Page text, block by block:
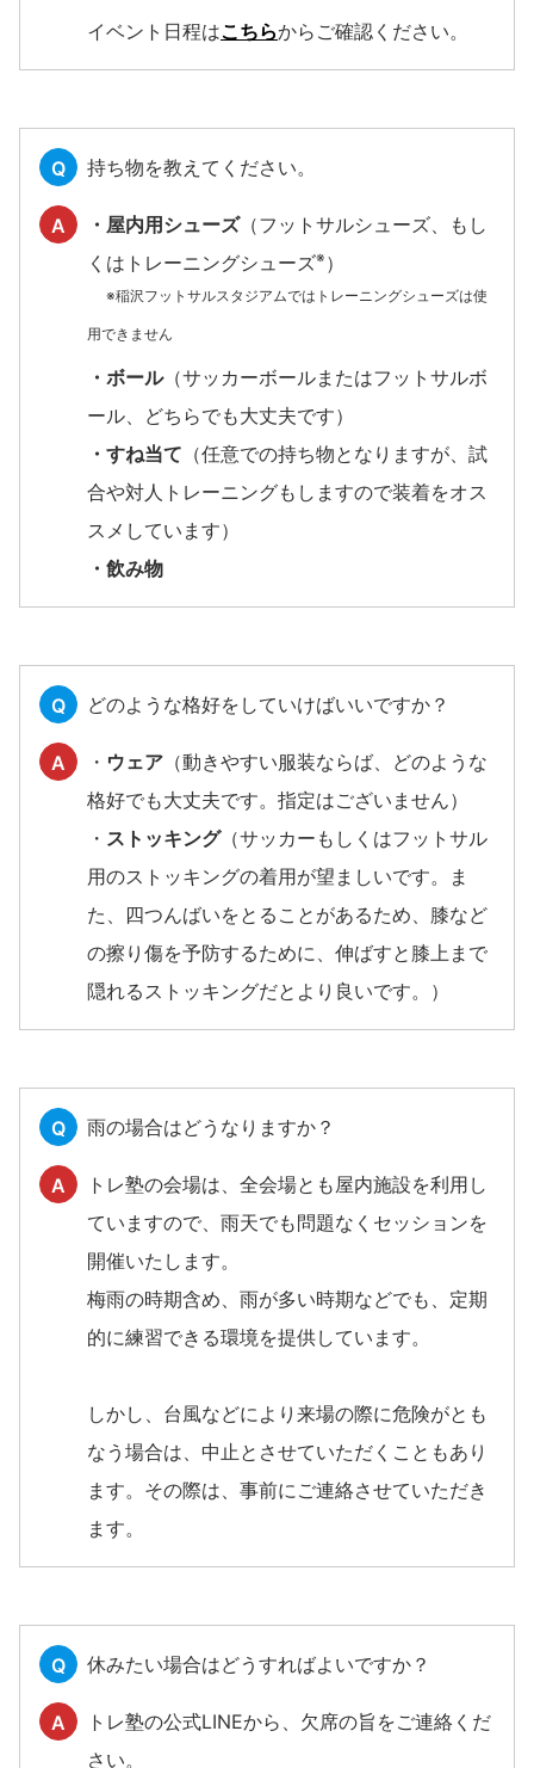
イベント日程はこちらからご確認ください。
Q 持ち物を教えてください。
A ・屋内用シューズ（フットサルシューズ、もし
くはトレーニングシューズ※ ）
※稲沢フットサルスタジアムではトレーニングシューズは使
用できません
・ボール（サッカーボールまたはフットサルボ
ール、どちらでも大丈夫です）
・すね当て （任意での持ち物となりますが、試
合や対人トレーニングもしますので装着をオス
スメしています）
・飲み物
Q どのような格好をしていけばいいですか？
A ・ ウェア （動きやすい服装ならば、どのような
格好でも大丈夫です。指定はございません）
・ ストッキング（サッカーもしくはフットサル
用のストッキングの着用が望ましいです。ま
た、四つんばいをとることがあるため、膝など
の擦り傷を予防するために、伸ばすと膝上まで
隠れるストッキングだとより良いです。）
Q 雨の場合はどうなりますか？
A
トレ塾の会場は、全会場とも屋内施設を利用し
ていますので、雨天でも問題なくセッションを
開催いたします。
梅雨の時期含め、雨が多い時期などでも、定期
的に練習できる環境を提供しています。
しかし、台風などにより来場の際に危険がとも
なう場合は、中止とさせていただくこともあり
ます。その際は、事前にご連絡させていただき
ます。
Q 休みたい場合はどうすればよいですか？
A
トレ塾の公式LINEから、欠席の旨をご連絡くだ
さい。